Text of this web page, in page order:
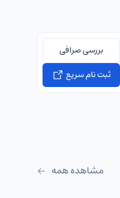
بررسی صرافی
ثبت نام سریع
مشاهده همه